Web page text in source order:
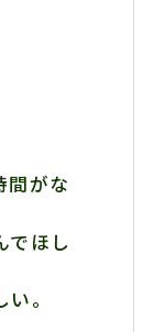
間がな
でほし
。